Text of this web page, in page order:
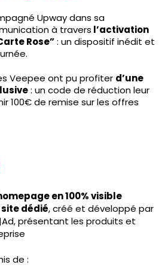
Upway dans sa
à travers l’activation
Rose”: un dispositif inédit et
Veepee ont pu profiter d’une
: un code de réduction leur
100€ de remise sur les offres
en 100% visible
dédié, créé et développé par
présentant les produits et
de :